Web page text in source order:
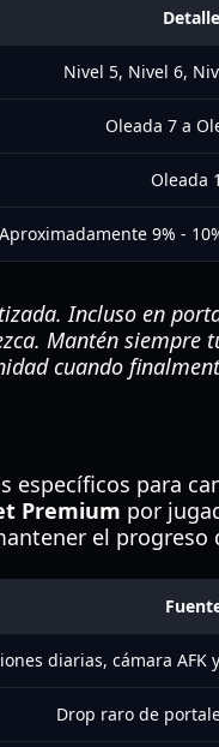
Detalle
Nivel 5, Nivel 6,
Oleada 7 a
Oleada
Aproximadamente 9% -
Incluso en
Mantén siempre
cuando
específicos para
Premium por
el
diarias, cámara AFK
Drop raro de